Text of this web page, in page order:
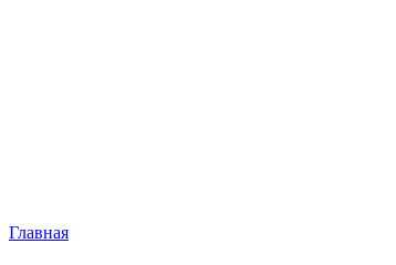
Главная